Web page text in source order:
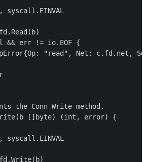
syscall.EINVAL
&& err != io.EOF {
"read", Net: c.fd.net,
the Conn Write method.
[]byte) (int, error) {
syscall.EINVAL